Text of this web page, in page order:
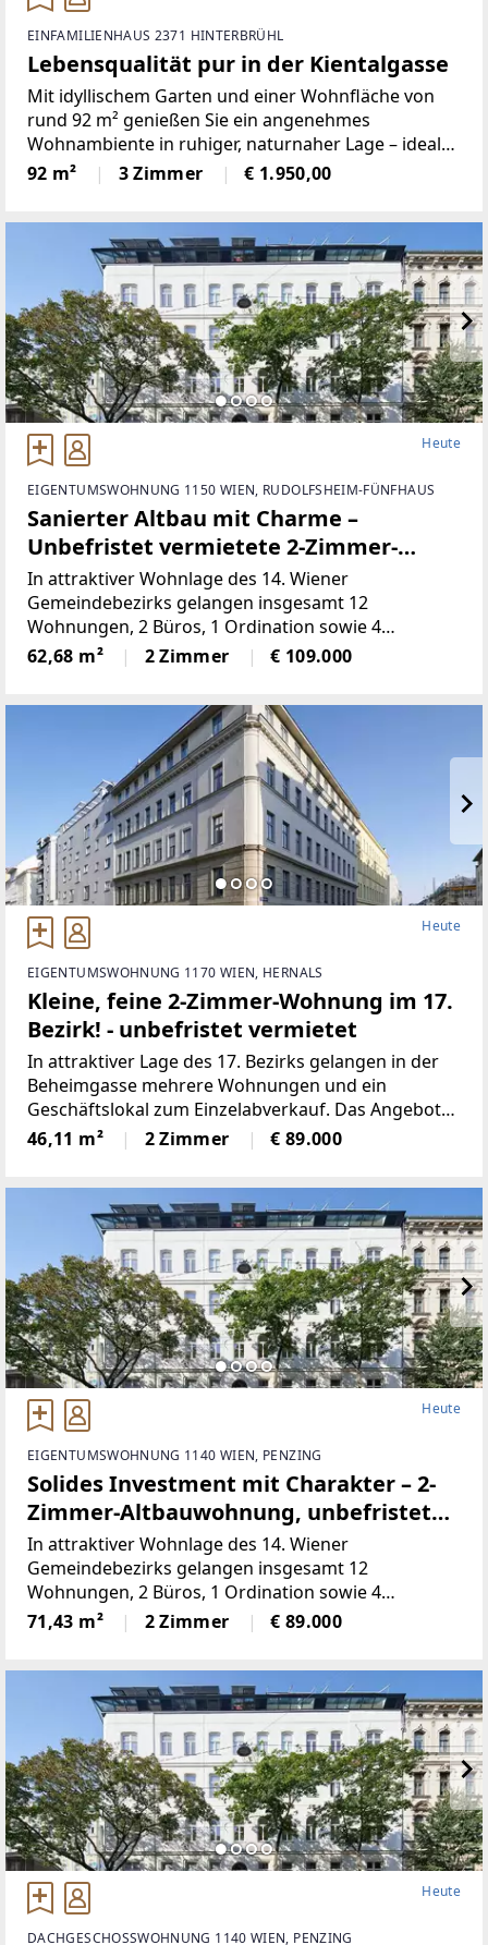
EINFAMILIENHAUS 2371 HINTERBRÜHL
Lebensqualität pur in der Kientalgasse
Mit idyllischem Garten und einer Wohnfläche von
rund 92 m² genießen Sie ein angenehmes
Wohnambiente in ruhiger, naturnaher Lage – ideal
für Paare, kleine Familien oder alle, die Wohnen im
Grünen mit einer guten Infrastruktur verbinden
92 m² 3 Zimmer € 1.950,00
Heute
EIGENTUMSWOHNUNG 1150 WIEN, RUDOLFSHEIM-FÜNFHAUS
Sanierter Altbau mit Charme –
Unbefristet vermietete 2-Zimmer-
Wohnung
In attraktiver Wohnlage des 14. Wiener
Gemeindebezirks gelangen insgesamt 12
Wohnungen, 2 Büros, 1 Ordination sowie 4
Doppelparker in der Breitenseer Straße zum
Einzelabverkauf. Das Angebot umfasst überwiegend
62,68 m² 2 Zimmer € 109.000
Heute
EIGENTUMSWOHNUNG 1170 WIEN, HERNALS
Kleine, feine 2-Zimmer-Wohnung im 17.
Bezirk! - unbefristet vermietet
In attraktiver Lage des 17. Bezirks gelangen in der
Beheimgasse mehrere Wohnungen und ein
Geschäftslokal zum Einzelabverkauf. Das Angebot
umfasst überwiegend unbefristet und befristet
vermietete sowie einige leerstehende Einheiten mit
46,11 m² 2 Zimmer € 89.000
Heute
EIGENTUMSWOHNUNG 1140 WIEN, PENZING
Solides Investment mit Charakter – 2-
Zimmer-Altbauwohnung, unbefristet
vermietet
In attraktiver Wohnlage des 14. Wiener
Gemeindebezirks gelangen insgesamt 12
Wohnungen, 2 Büros, 1 Ordination sowie 4
Doppelparker in der Breitenseer Straße zum
Einzelabverkauf. Das Angebot umfasst überwiegend
71,43 m² 2 Zimmer € 89.000
Heute
DACHGESCHOSSWOHNUNG 1140 WIEN, PENZING